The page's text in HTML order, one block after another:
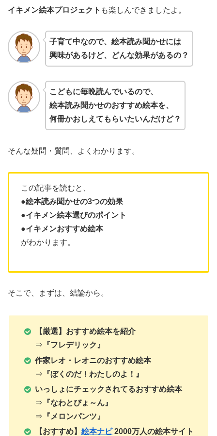
イキメン絵本プロジェクト も楽しんできましたよ。
子育て中なので、絵本読み聞かせには
興味があるけど、どんな効果があるの？
こどもに毎晩読んでいるので、
絵本読み聞かせのおすすめ絵本を、
何冊かおしえてもらいたいんだけど？
そんな疑問・質問、よくわかります。
この記事を読むと、
●絵本読み聞かせの3つの効果
●イキメン絵本選びのポイント
●イキメンおすすめ絵本
がわかります。
そこで、まずは、結論から。
【厳選】おすすめ絵本を紹介
⇒ 『フレデリック』
作家レオ・レオニのおすすめ絵本
⇒ 『ぼくのだ！わたしのよ！』
いっしょにチェックされてるおすすめ絵本
⇒ 『なわとびょ～ん』
⇒ 『メロンパンツ』
【おすすめ】絵本ナビ2000万人の絵本サイト